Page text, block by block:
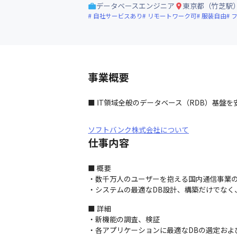
データベースエンジニア 東京都（竹芝駅）
自社サービスあり リモートワーク可 服装自由
事業概要
■ IT領域全般のデータベース（RDB）基盤を
ソフトバンク株式会社について
仕事内容
■ 概要
・数千万人のユーザーを抱える国内通信事業
・システムの最適なDB設計、構築だけでな
■ 詳細
・新機能の調査、検証
・各アプリケーションに最適なDBの選定お